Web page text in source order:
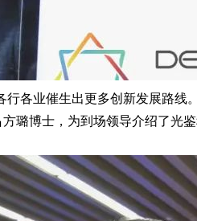
行各业催生出更多创新发展路
璐博士，为到场领导介绍了光